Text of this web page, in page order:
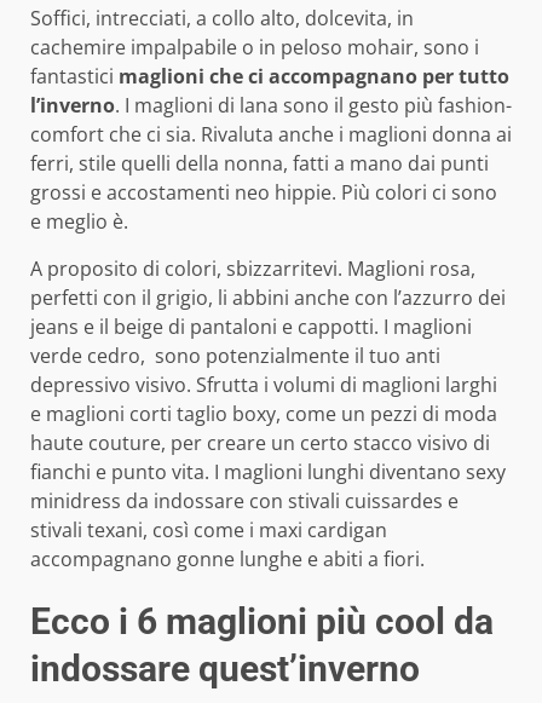
Soffici, intrecciati, a collo alto, dolcevita, in
cachemire impalpabile o in peloso mohair, sono i
fantastici maglioni che ci accompagnano per tutto
l’inverno. I maglioni di lana sono il gesto più fashion-
comfort che ci sia. Rivaluta anche i maglioni donna ai
ferri, stile quelli della nonna, fatti a mano dai punti
grossi e accostamenti neo hippie. Più colori ci sono
e meglio è.
A proposito di colori, sbizzarritevi. Maglioni rosa,
perfetti con il grigio, li abbini anche con l’azzurro dei
jeans e il beige di pantaloni e cappotti. I maglioni
verde cedro, sono potenzialmente il tuo anti
depressivo visivo. Sfrutta i volumi di maglioni larghi
e maglioni corti taglio boxy, come un pezzi di moda
haute couture, per creare un certo stacco visivo di
fianchi e punto vita. I maglioni lunghi diventano sexy
minidress da indossare con stivali cuissardes e
stivali texani, così come i maxi cardigan
accompagnano gonne lunghe e abiti a fiori.
Ecco i 6 maglioni più cool da
indossare quest’inverno